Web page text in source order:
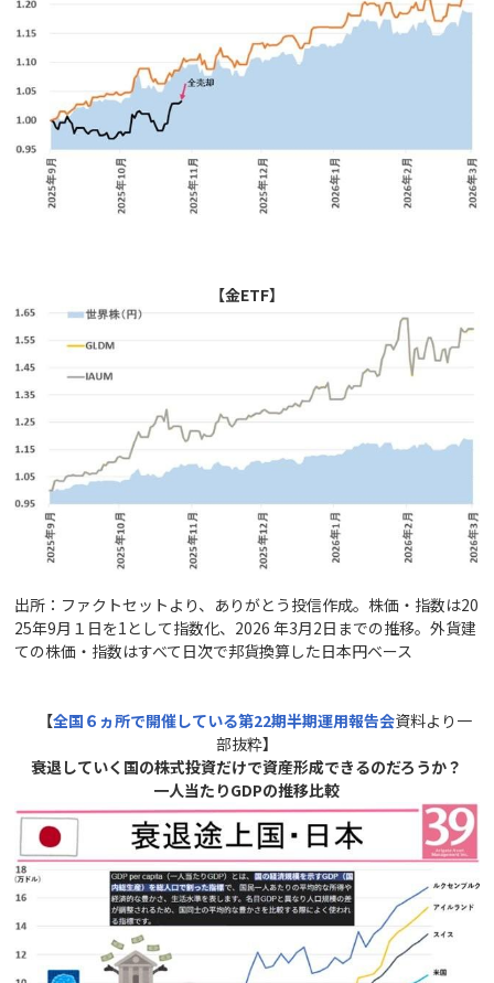
【金ETF】
出所：ファクトセットより、ありがとう投信作成。株価・指数は20
25年9月１日を1として指数化、2026 年3月2日までの推移。外貨建
ての株価・指数はすべて日次で邦貨換算した日本円ベース
【全国６ヵ所で開催している第22期半期運用報告会資料より一
部抜粋】
衰退していく国の株式投資だけで資産形成できるのだろうか？
一人当たりGDPの推移比較